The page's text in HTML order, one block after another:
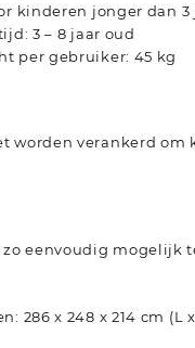
kinderen jonger dan 3
3 – 8 jaar oud
per gebruiker: 45 kg
worden verankerd
eenvoudig mogelijk
286 x 248 x 214 cm (L